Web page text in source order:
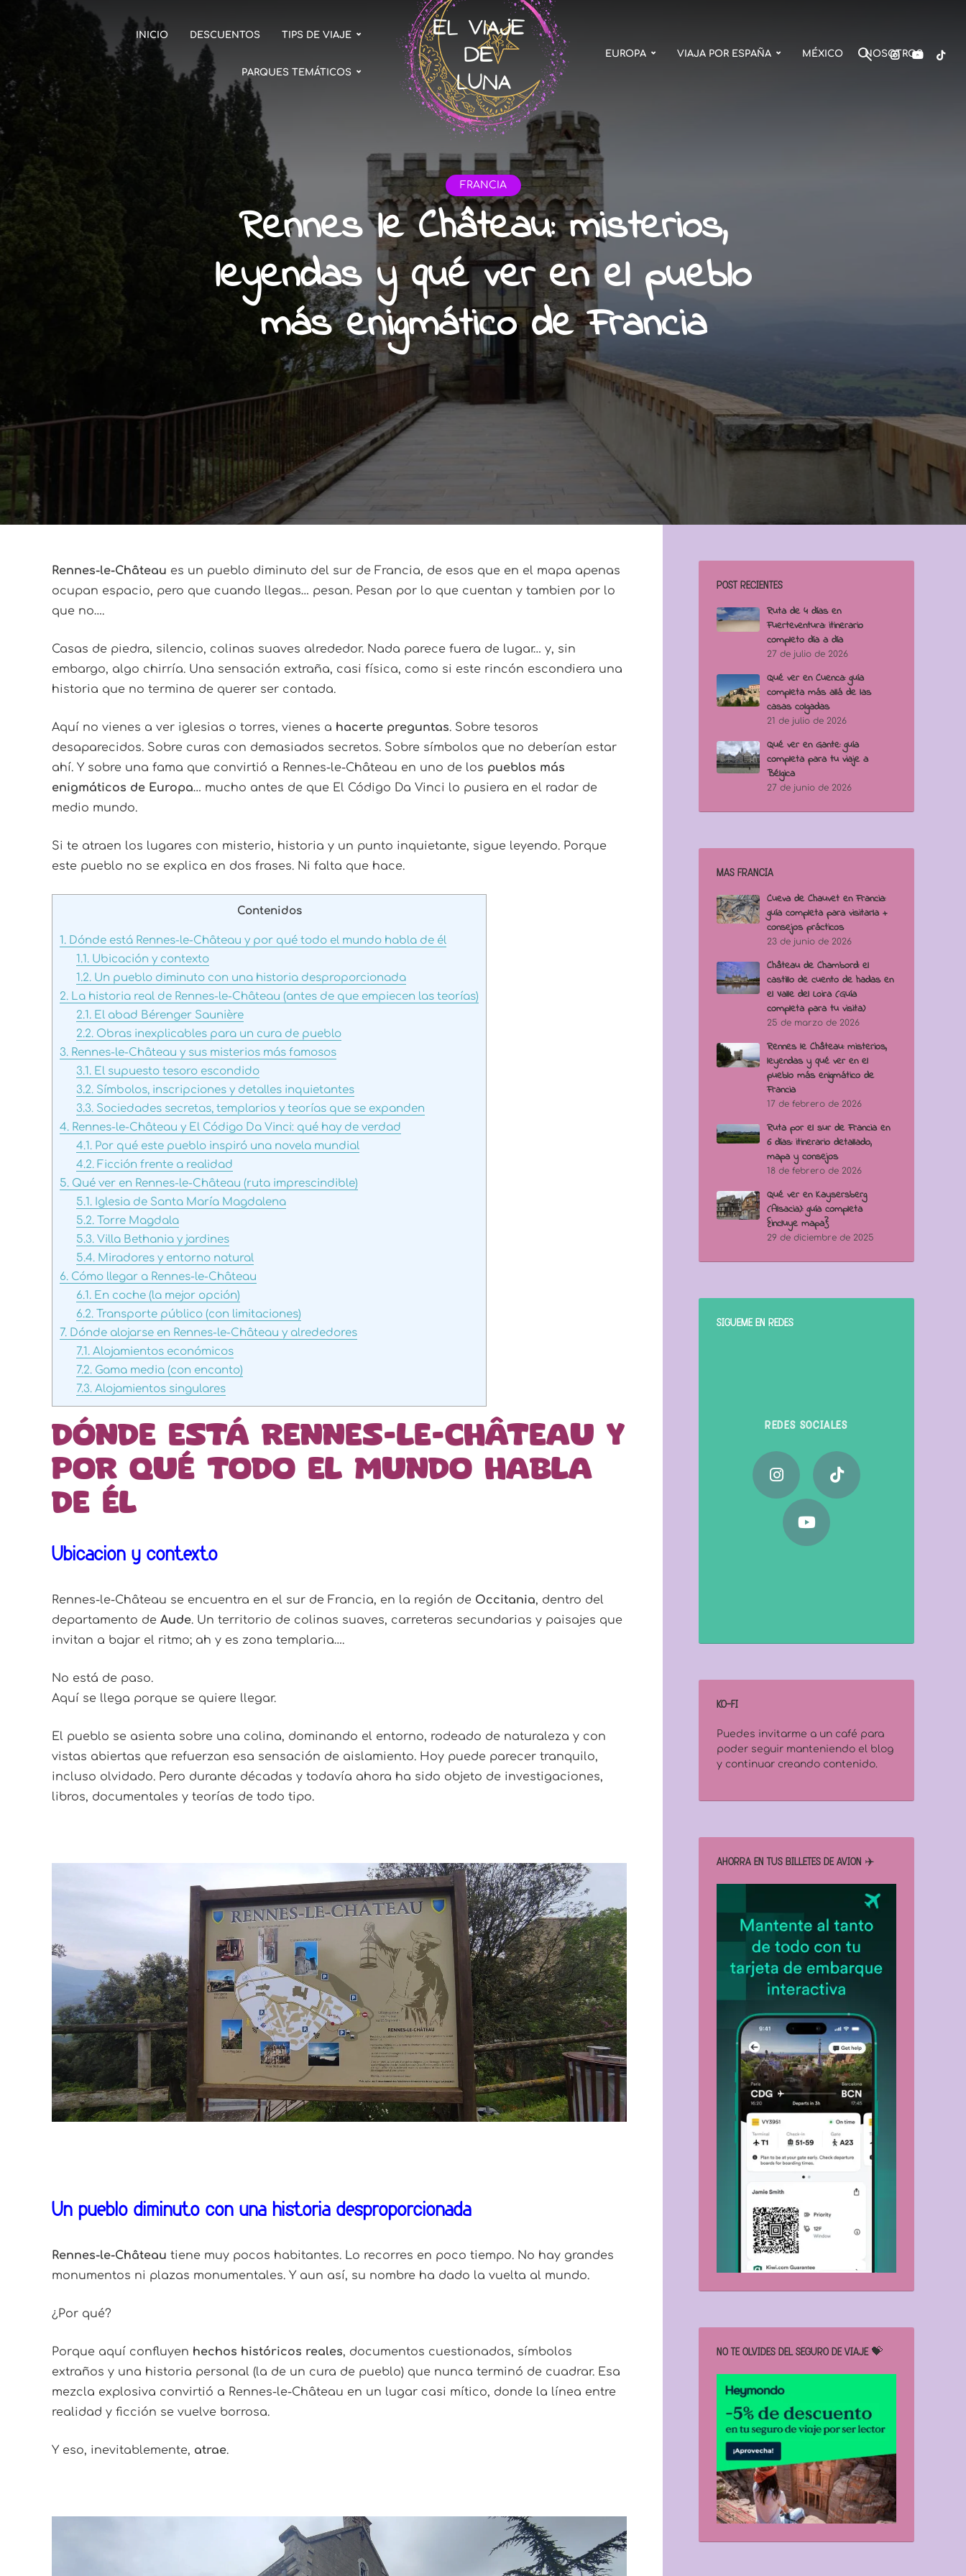
INICIO DESCUENTOS TIPS DE VIAJE
PARQUES TEMÁTICOS
EUROPA VIAJA POR ESPAÑA MÉXICO NOSOTROS
FRANCIA
Rennes le Château: misterios,
leyendas y qué ver en el pueblo
más enigmático de Francia
Rennes-le-Château es un pueblo diminuto del sur de Francia, de esos que en el mapa apenas
ocupan espacio, pero que cuando llegas… pesan. Pesan por lo que cuentan y tambien por lo
que no….
Casas de piedra, silencio, colinas suaves alrededor. Nada parece fuera de lugar… y, sin
embargo, algo chirría. Una sensación extraña, casi física, como si este rincón escondiera una
historia que no termina de querer ser contada.
Aquí no vienes a ver iglesias o torres, vienes a hacerte preguntas. Sobre tesoros
desaparecidos. Sobre curas con demasiados secretos. Sobre símbolos que no deberían estar
ahí. Y sobre una fama que convirtió a Rennes-le-Château en uno de los pueblos más
enigmáticos de Europa… mucho antes de que El Código Da Vinci lo pusiera en el radar de
medio mundo.
Si te atraen los lugares con misterio, historia y un punto inquietante, sigue leyendo. Porque
este pueblo no se explica en dos frases. Ni falta que hace.
Contenidos
1. Dónde está Rennes-le-Château y por qué todo el mundo habla de él
1.1.Ubicación y contexto
1.2.Un pueblo diminuto con una historia desproporcionada
2. La historia real de Rennes-le-Château (antes de que empiecen las teorías)
2.1.El abad Bérenger Saunière
2.2.Obras inexplicables para un cura de pueblo
3. Rennes-le-Château y sus misterios más famosos
3.1.El supuesto tesoro escondido
3.2.Símbolos, inscripciones y detalles inquietantes
3.3.Sociedades secretas, templarios y teorías que se expanden
4. Rennes-le-Château y El Código Da Vinci: qué hay de verdad
4.1.Por qué este pueblo inspiró una novela mundial
4.2.Ficción frente a realidad
5. Qué ver en Rennes-le-Château (ruta imprescindible)
5.1.Iglesia de Santa María Magdalena
5.2.Torre Magdala
5.3.Villa Bethania y jardines
5.4.Miradores y entorno natural
6. Cómo llegar a Rennes-le-Château
6.1.En coche (la mejor opción)
6.2.Transporte público (con limitaciones)
7. Dónde alojarse en Rennes-le-Château y alrededores
7.1.Alojamientos económicos
7.2.Gama media (con encanto)
7.3.Alojamientos singulares
Dónde está Rennes-le-Château y
por qué todo el mundo habla
de él
Ubicación y contexto
Rennes-le-Château se encuentra en el sur de Francia, en la región de Occitania, dentro del
departamento de Aude. Un territorio de colinas suaves, carreteras secundarias y paisajes que
invitan a bajar el ritmo; ah y es zona templaria….
No está de paso.
Aquí se llega porque se quiere llegar.
El pueblo se asienta sobre una colina, dominando el entorno, rodeado de naturaleza y con
vistas abiertas que refuerzan esa sensación de aislamiento. Hoy puede parecer tranquilo,
incluso olvidado. Pero durante décadas y todavía ahora ha sido objeto de investigaciones,
libros, documentales y teorías de todo tipo.
Un pueblo diminuto con una historia desproporcionada
Rennes-le-Château tiene muy pocos habitantes. Lo recorres en poco tiempo. No hay grandes
monumentos ni plazas monumentales. Y aun así, su nombre ha dado la vuelta al mundo.
¿Por qué?
Porque aquí confluyen hechos históricos reales, documentos cuestionados, símbolos
extraños y una historia personal (la de un cura de pueblo) que nunca terminó de cuadrar. Esa
mezcla explosiva convirtió a Rennes-le-Château en un lugar casi mítico, donde la línea entre
realidad y ficción se vuelve borrosa.
Y eso, inevitablemente, atrae.
POST RECIENTES
Ruta de 4 días en
Fuerteventura: itinerario
completo día a día
27 de julio de 2026
Qué ver en Cuenca: guía
completa más allá de las
casas colgadas
21 de julio de 2026
Qué ver en Gante: guía
completa para tu viaje a
Bélgica
27 de junio de 2026
MÁS FRANCIA
Cueva de Chauvet en Francia:
guía completa para visitarla +
consejos prácticos
23 de junio de 2026
Château de Chambord: el
castillo de cuento de hadas en
el Valle del Loira (Guía
completa para tu visita)
25 de marzo de 2026
Rennes le Château: misterios,
leyendas y qué ver en el
pueblo más enigmático de
Francia
17 de febrero de 2026
Ruta por el sur de Francia en
6 días: itinerario detallado,
mapa y consejos
18 de febrero de 2026
Qué ver en Kaysersberg
(Alsacia): guía completa
{incluye mapa}
29 de diciembre de 2025
SÍGUEME EN REDES
REDES SOCIALES
KO-FI
Puedes invitarme a un café para
poder seguir manteniendo el blog
y continuar creando contenido.
AHORRA EN TUS BILLETES DE AVIÓN ✈️
NO TE OLVIDES DEL SEGURO DE VIAJE 💝